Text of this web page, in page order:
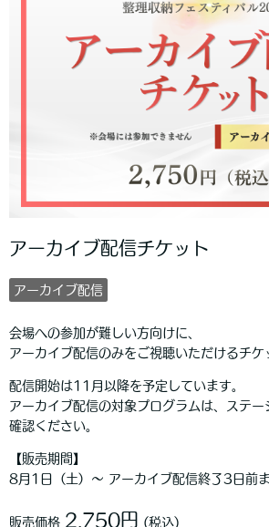
アーカイブ配信チケット
アーカイブ配信
会場への参加が難しい方向けに、
アーカイブ配信のみをご視聴いただけるチケ
配信開始は11月以降を予定しています。
アーカイブ配信の対象プログラムは、ステ
確認ください。
【販売期間】
8月1日（土）〜 アーカイブ配信終了3日前
販売価格 2,750円 (税込)